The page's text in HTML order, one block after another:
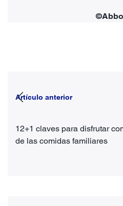
Artículo anterior
12+1 claves para disfrutar
de las comidas familiares